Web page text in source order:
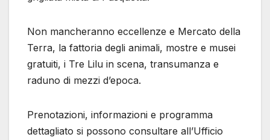
Non mancheranno eccellenze e Mercato della
Terra, la fattoria degli animali, mostre e musei
gratuiti, i Tre Lilu in scena, transumanza e
raduno di mezzi d’epoca.
Prenotazioni, informazioni e programma
dettagliato si possono consultare all’Ufficio